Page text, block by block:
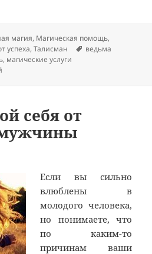
магия, Магическая помощь,
успеха,Талисман Метки
ведьма
, магические услуги
себя от
Если вы сильно
влюблены в
молодого человека,
но понимаете, что
по каким-то
причинам ваши